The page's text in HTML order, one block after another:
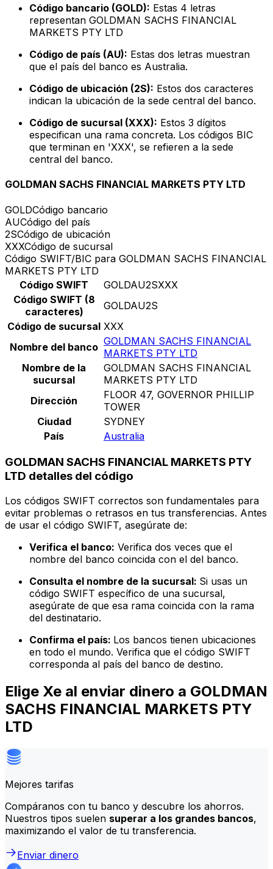
Código bancario (GOLD): Estas 4 letras
representan GOLDMAN SACHS FINANCIAL
MARKETS PTY LTD
Código de país (AU): Estas dos letras muestran
que el país del banco es Australia.
Código de ubicación (2S): Estos dos caracteres
indican la ubicación de la sede central del banco.
Código de sucursal (XXX): Estos 3 dígitos
especifican una rama concreta. Los códigos BIC
que terminan en 'XXX', se refieren a la sede
central del banco.
GOLDMAN SACHS FINANCIAL MARKETS PTY LTD
GOLDCódigo bancario
AUCódigo del país
2SCódigo de ubicación
XXXCódigo de sucursal
Código SWIFT/BIC para GOLDMAN SACHS FINANCIAL
MARKETS PTY LTD
Código SWIFT
GOLDAU2SXXX
Código SWIFT (8
caracteres)
GOLDAU2S
Código de sucursal XXX
Nombre del banco GOLDMAN SACHS FINANCIAL
MARKETS PTY LTD
Nombre de la
sucursal
GOLDMAN SACHS FINANCIAL
MARKETS PTY LTD
Dirección
FLOOR 47, GOVERNOR PHILLIP
TOWER
Ciudad
SYDNEY
País
Australia
GOLDMAN SACHS FINANCIAL MARKETS PTY
LTD detalles del código
Los códigos SWIFT correctos son fundamentales para
evitar problemas o retrasos en tus transferencias. Antes
de usar el código SWIFT, asegúrate de:
Verifica el banco: Verifica dos veces que el
nombre del banco coincida con el del banco.
Consulta el nombre de la sucursal: Si usas un
código SWIFT específico de una sucursal,
asegúrate de que esa rama coincida con la rama
del destinatario.
Confirma el país: Los bancos tienen ubicaciones
en todo el mundo. Verifica que el código SWIFT
corresponda al país del banco de destino.
Elige Xe al enviar dinero a GOLDMAN
SACHS FINANCIAL MARKETS PTY
LTD
Mejores tarifas
Compáranos con tu banco y descubre los ahorros.
Nuestros tipos suelen superar a los grandes bancos,
maximizando el valor de tu transferencia.
Enviar dinero